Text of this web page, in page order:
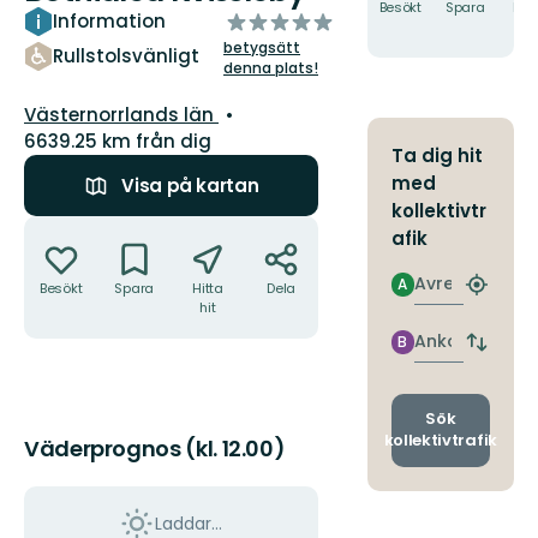
Information
Rullstolsvänligt
av
5
stjärnor
betygsätt
denna plats!
Län:
Västernorrlands län
6639.25 km från dig
Visa på kartan
Besökt Spara
Hitta
hit
Dela
Väderprognos (kl. 12.00)
Laddar...
Besökt Spara
Ta dig hit
med
kollektivtr
afik
Avresa
A
Hitta
Ankomst
B
Byt
och
Sök
kollektivtrafik